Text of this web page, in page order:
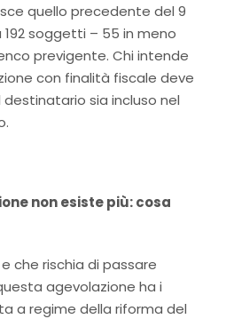
quello precedente del 9
soggetti – 55 in meno
previgente. Chi intende
con finalità fiscale deve
sia incluso nel
non esiste più: cosa
che rischia di passare
agevolazione ha i
a regime della riforma del